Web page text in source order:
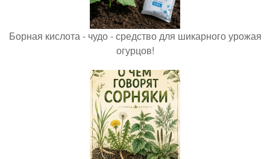
Борная кислота - чудо - средство для шикарного урожая
огурцов!